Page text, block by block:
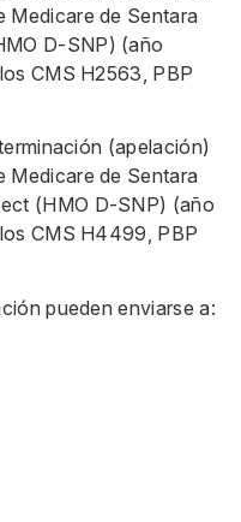
Medicare de Sentara
D-SNP) (año
CMS H2563, PBP
(apelación)
Medicare de Sentara
(HMO D-SNP) (año
CMS H4499, PBP
pueden enviarse a: